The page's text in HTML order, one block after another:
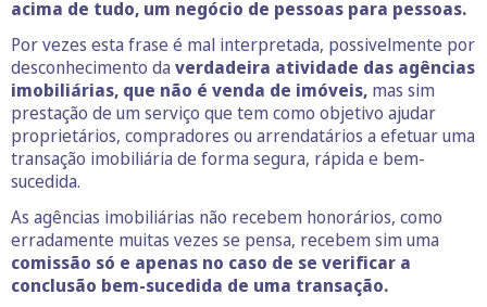
acima de tudo, um negócio de pessoas para pessoas.
Por vezes esta frase é mal interpretada, possivelmente por
desconhecimento da verdadeira atividade das agências
imobiliárias, que não é venda de imóveis, mas sim
prestação de um serviço que tem como objetivo ajudar
proprietários, compradores ou arrendatários a efetuar uma
transação imobiliária de forma segura, rápida e bem-
sucedida.
As agências imobiliárias não recebem honorários, como
erradamente muitas vezes se pensa, recebem sim uma
comissão só e apenas no caso de se verificar a
conclusão bem-sucedida de uma transação.